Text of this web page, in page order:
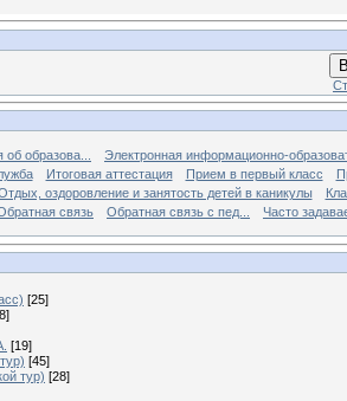
образова...
Электронная информационно-
Итоговая аттестация Прием в первый класс
оздоровление и занятость детей в каникулы
связь
Обратная связь с пед... Часто
[25]
[19]
[45]
тур) [28]